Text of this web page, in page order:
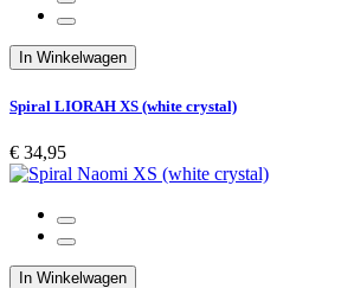
In Winkelwagen
Spiral LIORAH XS (white crystal)
€ 34,95
In Winkelwagen